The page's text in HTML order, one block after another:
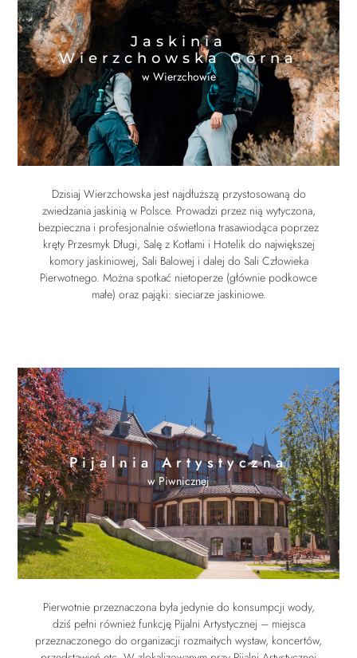
Jaskinia
Wierzchowska Górna
w Wierzchowie
Dzisiaj Wierzchowska jest najdłuższą przystosowaną do
zwiedzania jaskinią w Polsce. Prowadzi przez nią wytyczona,
bezpieczna i profesjonalnie oświetlona trasawiodąca poprzez
kręty Przesmyk Długi, Salę z Kotłami i Hotelik do największej
komory jaskiniowej, Sali Balowej i dalej do Sali Człowieka
Pierwotnego. Można spotkać nietoperze (głównie podkowce
małe) oraz pająki: sieciarze jaskiniowe.
Pijalnia Artystyczna
w Piwnicznej
Pierwotnie przeznaczona była jedynie do konsumpcji wody,
dziś pełni również funkcję Pijalni Artystycznej – miejsca
przeznaczonego do organizacji rozmaitych wystaw, koncertów,